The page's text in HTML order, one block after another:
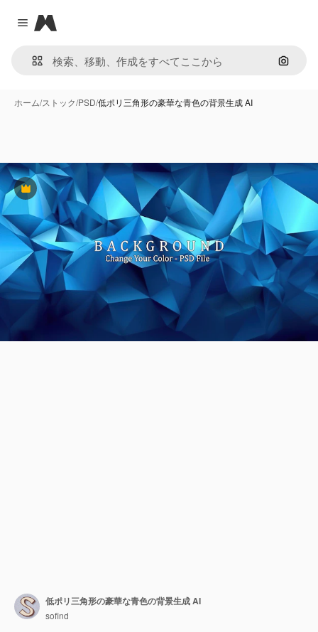
Close menu
Magnific
画像で
ホーム/ストック/PSD/低ポリ三角形の豪華な青色の背景生成 AI
Premium
低ポリ三角形の豪華な青色の背景生成 AI
sofind